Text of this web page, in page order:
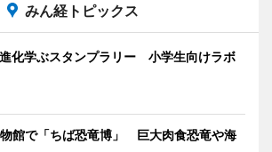
みん経トピックス
化学ぶスタンプラリー 小学生向けラボ
館で「ちば恐竜博」 巨大肉食恐竜や海